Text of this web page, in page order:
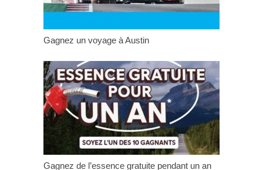
Gagnez un voyage à Austin
Gagnez de l’essence gratuite pendant un an